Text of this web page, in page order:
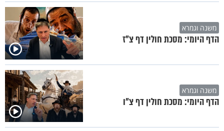
משנה וגמרא
הדף היומי: מסכת חולין דף צ"ז
משנה וגמרא
הדף היומי: מסכת חולין דף צ"ו